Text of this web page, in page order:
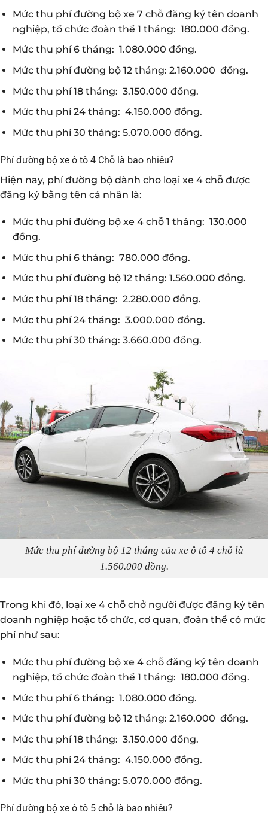
Mức thu phí đường bộ xe 7 chỗ đăng ký tên doanh
nghiệp, tổ chức đoàn thể 1 tháng: 180.000 đồng.
Mức thu phí 6 tháng: 1.080.000 đồng.
Mức thu phí đường bộ 12 tháng: 2.160.000 đồng.
Mức thu phí 18 tháng: 3.150.000 đồng.
Mức thu phí 24 tháng: 4.150.000 đồng.
Mức thu phí 30 tháng: 5.070.000 đồng.
Phí đường bộ xe ô tô 4 Chỗ là bao nhiêu?
Hiện nay, phí đường bộ dành cho loại xe 4 chỗ được
đăng ký bằng tên cá nhân là:
Mức thu phí đường bộ xe 4 chỗ 1 tháng: 130.000
đồng.
Mức thu phí 6 tháng: 780.000 đồng.
Mức thu phí đường bộ 12 tháng: 1.560.000 đồng.
Mức thu phí 18 tháng: 2.280.000 đồng.
Mức thu phí 24 tháng: 3.000.000 đồng.
Mức thu phí 30 tháng: 3.660.000 đồng.
Mức thu phí đường bộ 12 tháng của xe ô tô 4 chỗ là
1.560.000 đồng.
Trong khi đó, loại xe 4 chỗ chở người được đăng ký tên
doanh nghiệp hoặc tổ chức, cơ quan, đoàn thể có mức
phí như sau:
Mức thu phí đường bộ xe 4 chỗ đăng ký tên doanh
nghiệp, tổ chức đoàn thể 1 tháng: 180.000 đồng.
Mức thu phí 6 tháng: 1.080.000 đồng.
Mức thu phí đường bộ 12 tháng: 2.160.000 đồng.
Mức thu phí 18 tháng: 3.150.000 đồng.
Mức thu phí 24 tháng: 4.150.000 đồng.
Mức thu phí 30 tháng: 5.070.000 đồng.
Phí đường bộ xe ô tô 5 chỗ là bao nhiêu?